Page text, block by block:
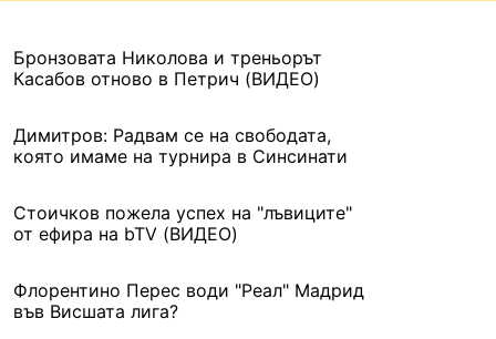
Бронзовата Николова и треньорът
Касабов отново в Петрич (ВИДЕО)
Димитров: Радвам се на свободата,
която имаме на турнира в Синсинати
Стоичков пожела успех на "лъвиците"
от ефира на bTV (ВИДЕО)
Флорентино Перес води "Реал" Мадрид
във Висшата лига?